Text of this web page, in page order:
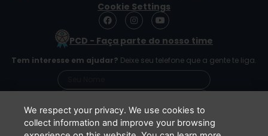
Cookie Settings
F
a
e
o
o
I
n
s
t
g
r
m
Y
o
t
b
e
PCD - Faça parte do nosso time
Tem interesse em ajudar? Deixe seu telefone que a gente te liga.
We respect your privacy. We use cookies to
collect information and improve your browsing